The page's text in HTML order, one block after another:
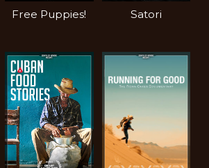
Free Puppies! Satori